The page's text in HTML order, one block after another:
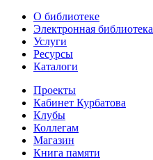
О библиотеке
Электронная библиотека
Услуги
Ресурсы
Каталоги
Проекты
Кабинет Курбатова
Клубы
Коллегам
Магазин
Книга памяти